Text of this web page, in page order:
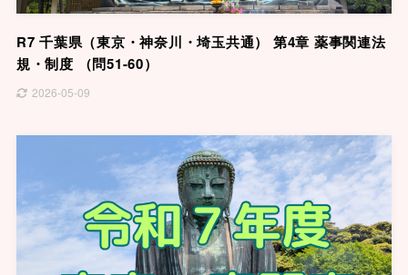
R7 千葉県（東京・神奈川・埼玉共通） 第4章 薬事関連法
規・制度 （問51-60）
2026-05-09